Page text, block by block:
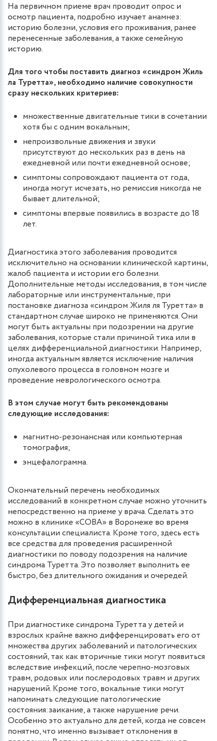
На первичном приеме врач проводит опрос и
осмотр пациента, подробно изучает анамнез:
историю болезни, условия его проживания, ранее
перенесенные заболевания, а также семейную
историю.
Для того чтобы поставить диагноз «синдром Жиль
ла Туретта», необходимо наличие совокупности
сразу нескольких критериев:
множественные двигательные тики в сочетании
хотя бы с одним вокальным;
непроизвольные движения и звуки
присутствуют до нескольких раз в день на
ежедневной или почти ежедневной основе;
симптомы сопровождают пациента от года,
иногда могут исчезать, но ремиссия никогда не
бывает длительной;
симптомы впервые появились в возрасте до 18
лет.
Диагностика этого заболевания проводится
исключительно на основании клинической картины,
жалоб пациента и истории его болезни.
Дополнительные методы исследования, в том числе
лабораторные или инструментальные, при
постановке диагноза «синдром Жиля ля Туретта» в
стандартном случае широко не применяются. Они
могут быть актуальны при подозрении на другие
заболевания, которые стали причиной тика или в
целях дифференциальной диагностики. Например,
иногда актуальным является исключение наличия
опухолевого процесса в головном мозге и
проведение неврологического осмотра.
В этом случае могут быть рекомендованы
следующие исследования:
магнитно-резонансная или компьютерная
томография;
энцефалограмма.
Окончательный перечень необходимых
исследований в конкретном случае можно уточнить
непосредственно на приеме у врача. Сделать это
можно в клинике «СОВА» в Воронеже во время
консультации специалиста. Кроме того, здесь есть
все средства для проведения расширенной
диагностики по поводу подозрения на наличие
синдрома Туретта. Это позволяет выполнить ее
быстро, без длительного ожидания и очередей.
Дифференциальная диагностика
При диагностике синдрома Туретта у детей и
взрослых крайне важно дифференцировать его от
множества других заболеваний и патологических
состояний, так как вторичные тики могут появиться
вследствие инфекций, после черепно-мозговых
травм, родовых или послеродовых травм и других
нарушений. Кроме того, вокальные тики могут
напоминать следующие патологические
состояния:заикание, а также нарушение речи.
Особенно это актуально для детей, когда не совсем
понятно, что именно вызывает отклонения в